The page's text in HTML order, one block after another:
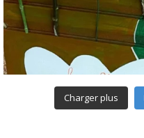
Charger plus